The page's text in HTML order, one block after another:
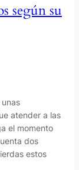
según su
atender a las
el momento
dos
estos